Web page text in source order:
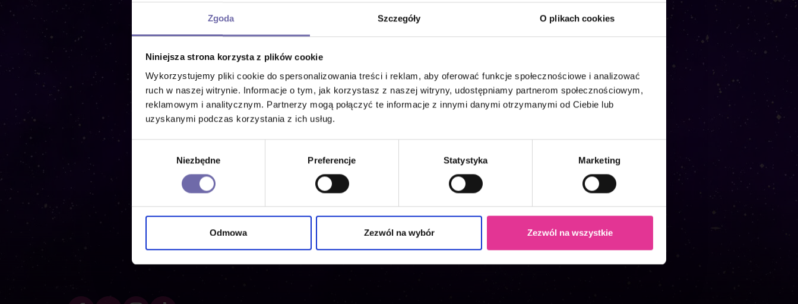
Zgoda Szczegóły O plikach cookies
Niniejsza strona korzysta z plików cookie
Wykorzystujemy pliki cookie do spersonalizowania treści i reklam, aby oferować funkcje społecznościowe i analizować
ruch w naszej witrynie. Informacje o tym, jak korzystasz z naszej witryny, udostępniamy partnerom społecznościowym,
reklamowym i analitycznym. Partnerzy mogą połączyć te informacje z innymi danymi otrzymanymi od Ciebie lub
uzyskanymi podczas korzystania z ich usług.
Niezbędne Preferencje Statystyka Marketing
Odmowa Zezwól na wybór Zezwól na wszystkie
Kup Bilet